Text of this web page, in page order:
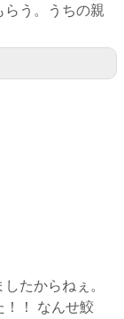
らう。うちの親
たからねぇ。
！！ なんせ鮫